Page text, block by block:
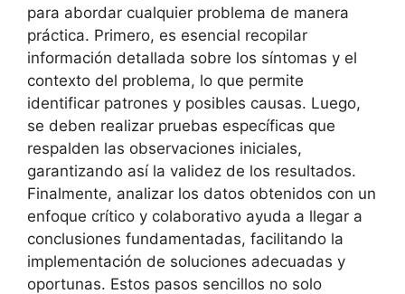
para abordar cualquier problema de manera
práctica. Primero, es esencial recopilar
información detallada sobre los síntomas y el
contexto del problema, lo que permite
identificar patrones y posibles causas. Luego,
se deben realizar pruebas específicas que
respalden las observaciones iniciales,
garantizando así la validez de los resultados.
Finalmente, analizar los datos obtenidos con un
enfoque crítico y colaborativo ayuda a llegar a
conclusiones fundamentadas, facilitando la
implementación de soluciones adecuadas y
oportunas. Estos pasos sencillos no solo